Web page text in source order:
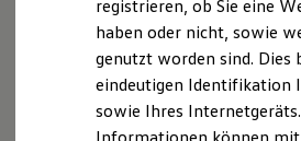
Kosten und Kauf
Verbrauchskosten
Kaufoptionen
E-Auto-Förderung
Software und Konnektivität
Die ID. Software 6
ID. Software
Alexander Pflaum, Dipl.-Kfm.
Alle genannten Personen sind
Firmenadresse erreichbar:
Motor-Nützel Vertriebs-GmbH
registrieren, ob Sie eine
haben oder nicht, sowie
genutzt worden sind. Dies
eindeutigen Identifikation
sowie Ihres
Informationen können mit